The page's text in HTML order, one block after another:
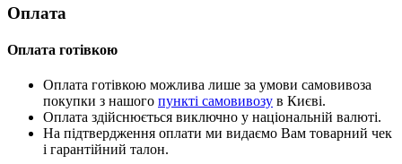
Оплата
Оплата готівкою
Оплата готівкою можлива лише за умови самовивоза
покупки з нашого пункті самовивозу в Києві.
Оплата здійснюється виключно у національній валюті.
На підтвердження оплати ми видаємо Вам товарний чек
і гарантійний талон.